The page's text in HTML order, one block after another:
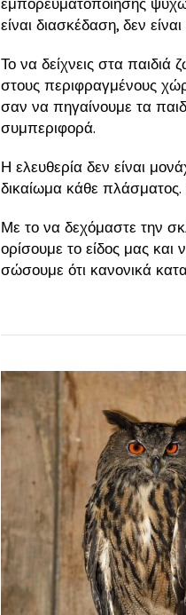
είναι διασκέδαση, δεν
Το να δείχνεις στα παιδιά
στους περιφραγμένους
σαν να πηγαίνουμε τα
συμπεριφορά.
Η ελευθερία δεν είναι
δικαίωμα κάθε
Με το να δεχόμαστε την
ορίσουμε το είδος μας
σώσουμε ότι κανονικά